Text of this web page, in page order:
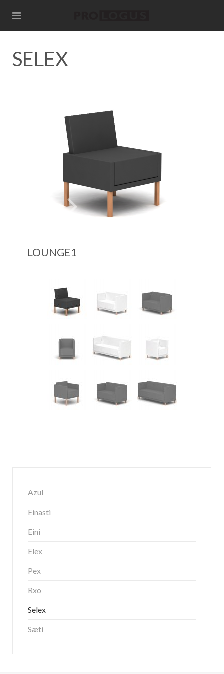
SELEX
LOUNGE1
Azul
Einasti
Eini
Elex
Pex
Rxo
Selex
Sæti